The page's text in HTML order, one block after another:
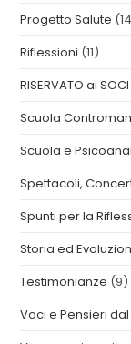
Progetto Salute
Riflessioni (11)
RISERVATO ai SOCI
Scuola
Scuola e
Spettacoli,
Spunti per la
Storia ed
Testimonianze (9)
Voci e Pensieri